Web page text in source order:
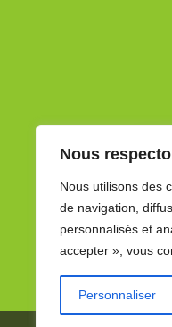
Nous
Nous utilisons des
de navigation,
personnalisés et
accepter », vous
Personnaliser